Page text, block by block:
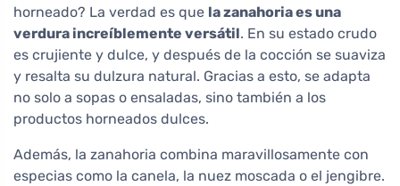
horneado? La verdad es que la zanahoria es una
verdura increíblemente versátil. En su estado crudo
es crujiente y dulce, y después de la cocción se suaviza
y resalta su dulzura natural. Gracias a esto, se adapta
no solo a sopas o ensaladas, sino también a los
productos horneados dulces.
Además, la zanahoria combina maravillosamente con
especias como la canela, la nuez moscada o el jengibre.